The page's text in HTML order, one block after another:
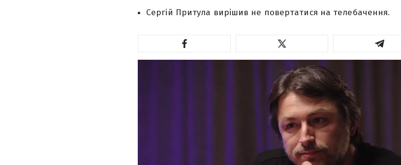
Сергій Притула вирішив не повертатися на телебачення.